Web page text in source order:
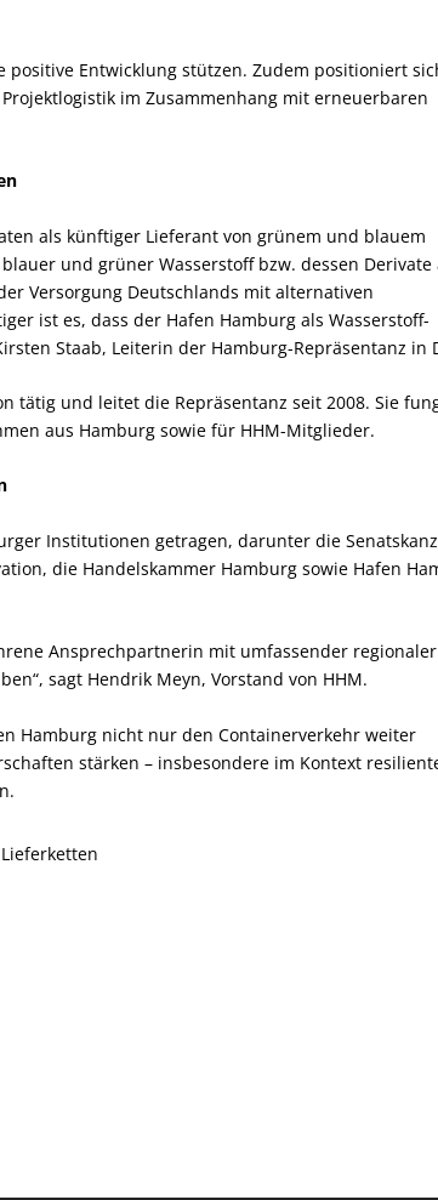
Entwicklung stützen. Zudem positioniert
im Zusammenhang mit erneuerbaren
als künftiger Lieferant von grünem und blauem
und grüner Wasserstoff bzw. dessen Derivate
Versorgung Deutschlands mit alternativen
ist es, dass der Hafen Hamburg als Wasserstoff-
Staab, Leiterin der Hamburg-Repräsentanz in
tätig und leitet die Repräsentanz seit 2008. Sie
aus Hamburg sowie für HHM-Mitglieder.
Institutionen getragen, darunter die
die Handelskammer Hamburg sowie Hafen
Ansprechpartnerin mit umfassender regionaler
sagt Hendrik Meyn, Vorstand von HHM.
Hamburg nicht nur den Containerverkehr weiter
stärken – insbesondere im Kontext